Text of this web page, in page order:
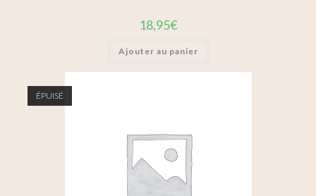
18,95€
Ajouter au panier
ÉPUISÉ